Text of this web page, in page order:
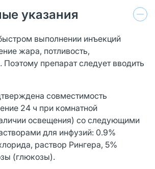
указания
выполнении инъекций
жара, потливость,
Поэтому препарат следует вводить
совместимость
24 ч при комнатной
освещения) со следующими
для инфузий: 0.9%
раствор Рингера, 5%
(глюкозы).